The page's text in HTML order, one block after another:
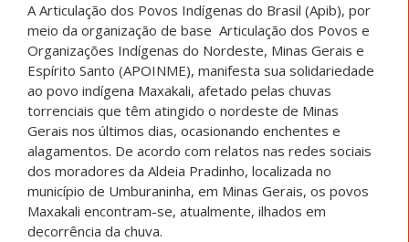
A Articulação dos Povos Indígenas do Brasil (Apib), por
meio da organização de base Articulação dos Povos e
Organizações Indígenas do Nordeste, Minas Gerais e
Espírito Santo (APOINME), manifesta sua solidariedade
ao povo indígena Maxakali, afetado pelas chuvas
torrenciais que têm atingido o nordeste de Minas
Gerais nos últimos dias, ocasionando enchentes e
alagamentos. De acordo com relatos nas redes sociais
dos moradores da Aldeia Pradinho, localizada no
município de Umburaninha, em Minas Gerais, os povos
Maxakali encontram-se, atualmente, ilhados em
decorrência da chuva.